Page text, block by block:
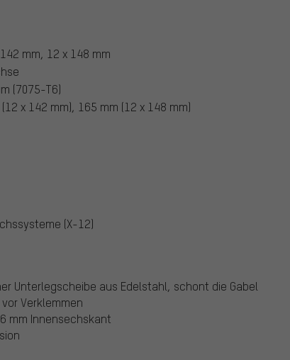
142 mm, 12 x 148 mm
(7075-T6)
x 142 mm), 165 mm (12 x 148 mm)
(X-12)
Unterlegscheibe aus Edelstahl, schont die Gabel
Verklemmen
mm Innensechskant